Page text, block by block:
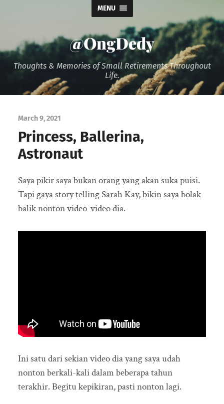
MENU
@OngDedy
Thoughts & Memories of Small Retirements Throughout
Life.
March 9, 2021
Princess, Ballerina,
Astronaut
Saya pikir saya bukan orang yang akan suka puisi.
Tapi gaya story telling Sarah Kay, bikin saya bolak
balik nonton video-video dia.
Ini satu dari sekian video dia yang saya udah
nonton berkali-kali dalam beberapa tahun
terakhir. Begitu kepikiran, pasti nonton lagi.